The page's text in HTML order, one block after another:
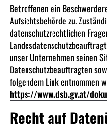
Betroffenen ein
Aufsichtsbehörde zu.
datenschutzrechtlichen
unser Unternehmen seinen
Datenschutzbeauftragten
folgendem Link entnommen
https://www.dsb.gv.at/
Recht auf